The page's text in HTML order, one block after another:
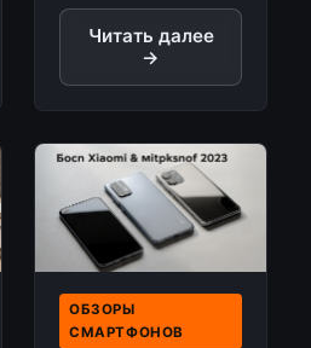
Читать далее
→
ОБЗОРЫ
СМАРТФОНОВ